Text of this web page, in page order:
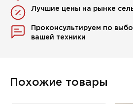
Лучшие цены на рынке
Проконсультируем по
вашей техники
Похожие товары